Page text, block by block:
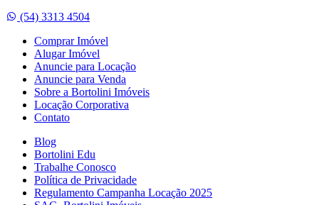
Whatsapp
(54) 3313 4504
Comprar Imóvel
Alugar Imóvel
Anuncie para Locação
Anuncie para Venda
Sobre a Bortolini Imóveis
Locação Corporativa
Contato
Blog
Bortolini Edu
Trabalhe Conosco
Política de Privacidade
Regulamento Campanha Locação 2025